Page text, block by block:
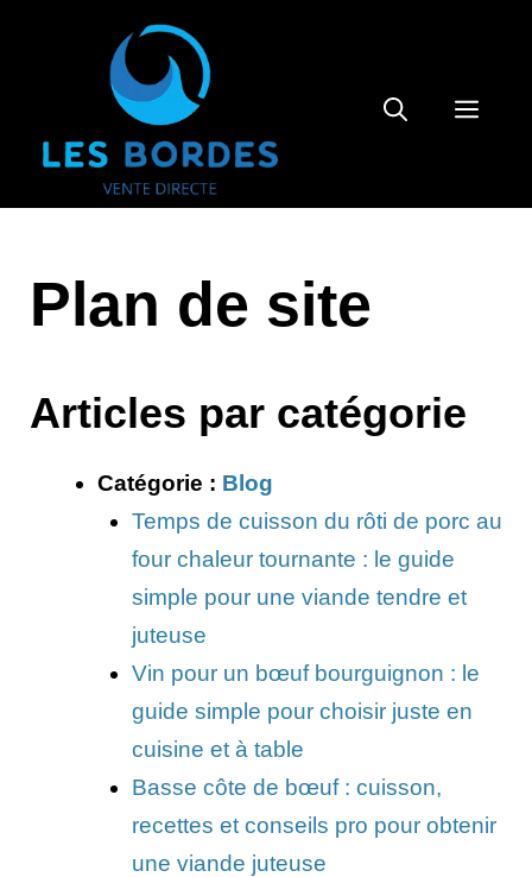
Plan de site
Articles par catégorie
Catégorie : Blog
Temps de cuisson du rôti de porc au
four chaleur tournante : le guide
simple pour une viande tendre et
juteuse
Vin pour un bœuf bourguignon : le
guide simple pour choisir juste en
cuisine et à table
Basse côte de bœuf : cuisson,
recettes et conseils pro pour obtenir
une viande juteuse